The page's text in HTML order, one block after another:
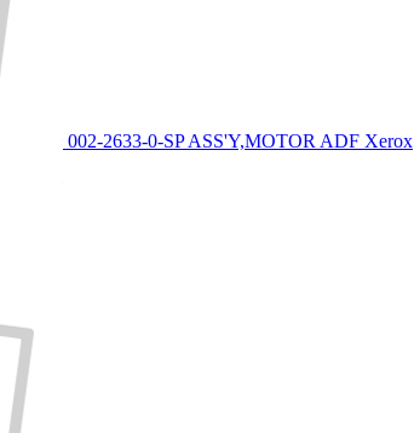
002-2633-0-SP ASS'Y,MOTOR ADF Xerox